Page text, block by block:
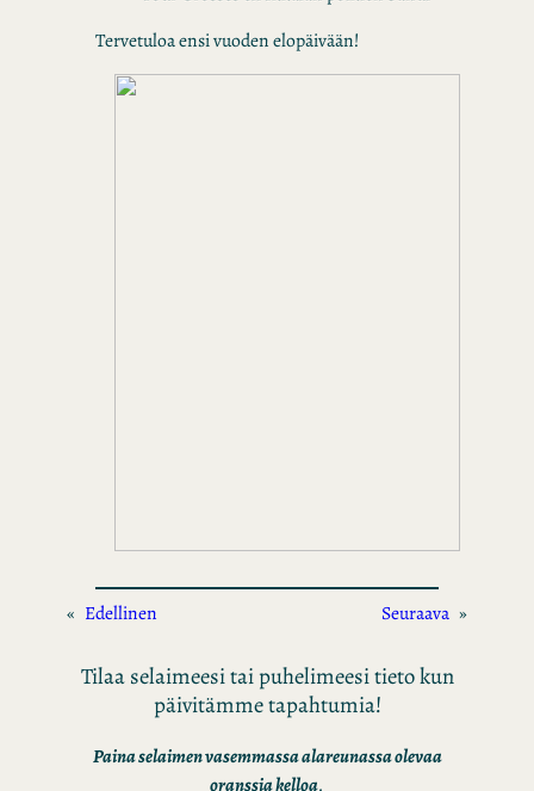
Tervetuloa ensi vuoden elopäivään!
« Edellinen Seuraava »
Tilaa selaimeesi tai puhelimeesi tieto kun
päivitämme tapahtumia!
Paina selaimen vasemmassa alareunassa olevaa
oranssia kelloa.